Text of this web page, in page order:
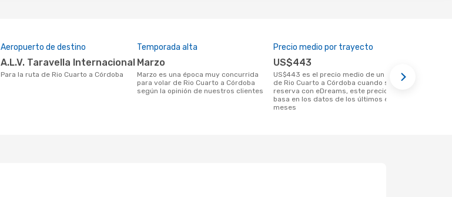
Aeropuerto de destino
A.L.V. Taravella Internacional
Para la ruta de Rio Cuarto a Córdoba
Temporada alta
marzo
marzo es una época muy concurrida
para volar de Rio Cuarto a Córdoba
según la opinión de nuestros clientes
Precio medio por trayecto
US$443
US$443 es el precio medio de un viaje
de Rio Cuarto a Córdoba cuando se
reserva con eDreams, este precio se
basa en los datos de los últimos 6
meses